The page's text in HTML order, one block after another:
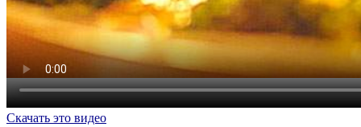
Скачать это видео